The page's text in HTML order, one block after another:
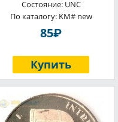
Состояние: UNC
По каталогу: KM# new
85P
Купить